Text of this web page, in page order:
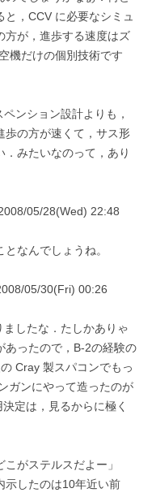
，CCV に必要なシミュ
方が，進歩する速度はズ
機だけの個別技術です
ンション設計よりも，
歩の方が速くて，サス形
みたいなのって，あり
05/28(Wed) 22:48
なんでしょうね。
05/30(Fri) 00:26
したな．たしかありゃ
あったので，B-2の経験の
Cray 製スパコンでもっ
ガンにやって造ったのが
定は，見るからに極く
がステルスだよー」
示したのは10年近い前